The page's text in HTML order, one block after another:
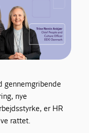
gennemgribende
nye
er HR
rattet.